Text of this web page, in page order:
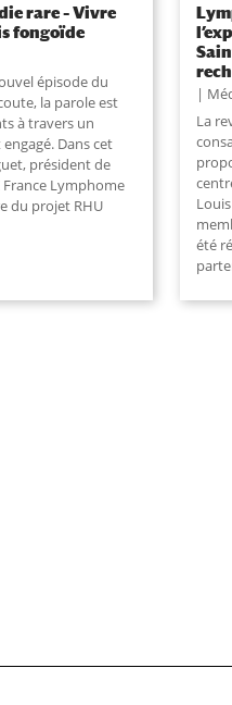
rare – Vivre
fongoïde
épisode du
la parole est
à travers un
Dans cet
président de
France Lymphome
du projet RHU
La
été